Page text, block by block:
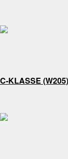
C-KLASSE (W205)